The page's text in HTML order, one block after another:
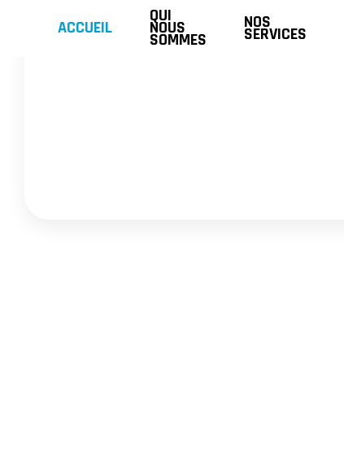
ACCUEIL
QUI
NOUS
SOMMES
NOS
SERVICES